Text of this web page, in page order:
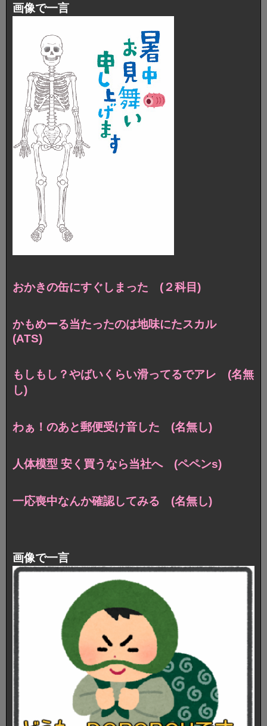
画像で一言
おかきの缶にすぐしまった (２科目)
かもめーる当たったのは地味にたスカル
(ATS)
もしもし？やばいくらい滑ってるでアレ (名無
し)
わぁ！のあと郵便受け音した (名無し)
人体模型 安く買うなら当社へ (ペペンs)
一応喪中なんか確認してみる (名無し)
画像で一言